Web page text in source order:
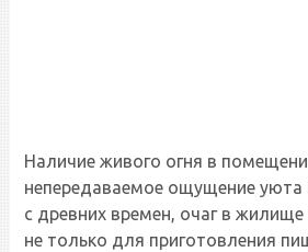
Наличие живого огня в
непередаваемое ощущение уюта
с древних времен, очаг в
не только для приготовления